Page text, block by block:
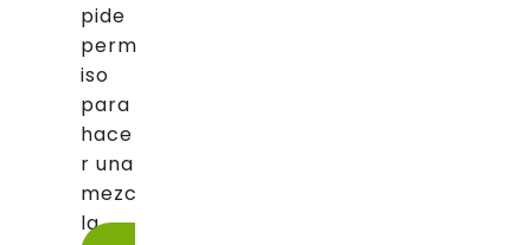
pide
perm
iso
para
hace
r una
mezc
la...